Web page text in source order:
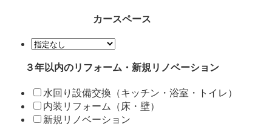
カースペース
３年以内のリフォーム・新規リノベーション
水回り設備交換（キッチン・浴室・トイレ）
内装リフォーム（床・壁）
新規リノベーション